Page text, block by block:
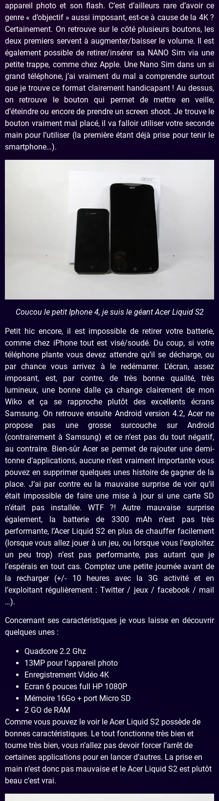
appareil photo et son flash. C’est d’ailleurs rare d’avoir ce
genre « d’objectif » aussi imposant, est-ce à cause de la 4K ?
Certainement. On retrouve sur le côté plusieurs boutons, les
deux premiers servent à augmenter/baisser le volume. Il est
également possible de retirer/insérer sa NANO Sim via une
petite trappe, comme chez Apple. Une Nano Sim dans un si
grand téléphone, j’ai vraiment du mal a comprendre surtout
que je trouve ce format clairement handicapant ! Au dessus,
on retrouve le bouton qui permet de mettre en veille,
d’éteindre ou encore de prendre un screen shoot. Je trouve le
bouton vraiment mal placé, il va falloir utiliser votre seconde
main pour l’utiliser (la première étant déjà prise pour tenir le
smartphone…).
Coucou le petit Iphone 4, je suis le géant Acer Liquid S2
Petit hic encore, il est impossible de retirer votre batterie,
comme chez iPhone tout est visé/soudé. Du coup, si votre
téléphone plante vous devez attendre qu’il se décharge, ou
par chance vous arrivez à le redémarrer. L’écran, assez
imposant, est, par contre, de très bonne qualité, très
lumineux, une bonne dalle ça change clairement de mon
Wiko et ça se rapproche plutôt des excellents écrans
Samsung. On retrouve ensuite Android version 4.2, Acer ne
propose pas une grosse surcouche sur Android
(contrairement à Samsung) et ce n’est pas du tout négatif,
au contraire. Bien-sûr Acer se permet de rajouter une demi-
tonne d’applications, aucune n’est vraiment importante vous
pouvez en supprimer quelques unes histoire de gagner de la
place. J’ai par contre eu la mauvaise surprise de voir qu’il
était impossible de faire une mise à jour si une carte SD
n’était pas installée. WTF ?! Autre mauvaise surprise
également, la batterie de 3300 mAh n’est pas très
performante, l’Acer Liquid S2 en plus de chauffer facilement
(lorsque vous allez jouer à un jeu, ou lorsque vous l’exploitez
un peu trop) n’est pas performante, pas autant que je
l’espérais en tout cas. Comptez une petite journée avant de
la recharger (+/- 10 heures avec la 3G activité et en
l’exploitant régulièrement : Twitter / jeux / facebook / mail
…).
Concernant ses caractéristiques je vous laisse en découvrir
quelques unes :
Quadcore 2.2 Ghz
13MP pour l’appareil photo
Enregistrement Vidéo 4K
Ecran 6 pouces full HP 1080P
Mémoire 16Go + port Micro SD
2 GO de RAM
Comme vous pouvez le voir le Acer Liquid S2 possède de
bonnes caractéristiques. Le tout fonctionne très bien et
tourne très bien, vous n’allez pas devoir forcer l’arrêt de
certaines applications pour en lancer d’autres. La prise en
main n’est donc pas mauvaise et le Acer Liquid S2 est plutôt
beau c’est vrai.